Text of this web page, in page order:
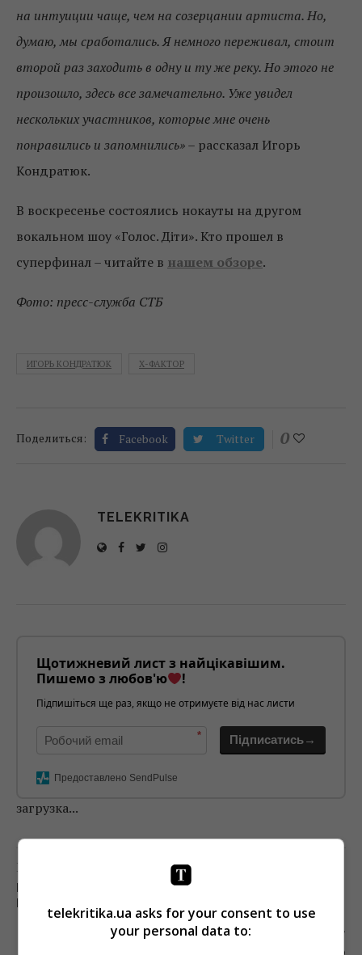
на интуиции чаще, чем на созерцании артиста. Но,
думаю, мы сработались. Я немного переживал, стоит
второй раз заходить в одну и ту же реку. Но этого не
произошло, здесь все замечательно. Уже увидел
нескольких участников, которые мне очень
понравились и запомнились»– рассказал Игорь
Кондратюк.
В воскресенье состоялись нокауты на другом
вокальном шоу «Голос. Діти». Кто прошел в
суперфинал – читайте в нашем обзоре.
Фото: пресс-служба СТБ
ИГОРЬ КОНДРАТЮК Х-ФАКТОР
Поделиться: Facebook Twitter 0
TELEKRITIKA
Щотижневий лист з найцікавішим.
Пишемо з любов'ю
!
Підпишіться ще раз, якщо не отримуєте від нас листи
* Підписатись→
Предоставлено SendPulse
загрузка...
Предыдущий пост
КОНЦЕРН РРТ ПРОСИТ ЗЕЛЕНСКОГО
Следующий пост
telekritika.ua asks for your consent to use
your personal data to: